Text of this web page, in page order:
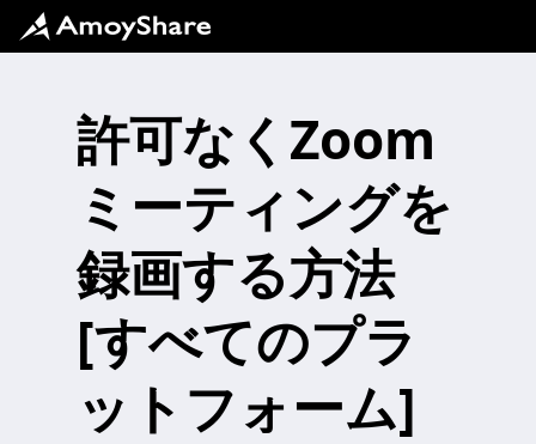
許可なくZoom
ミーティングを
録画する方法
[すべてのプラ
ットフォーム]